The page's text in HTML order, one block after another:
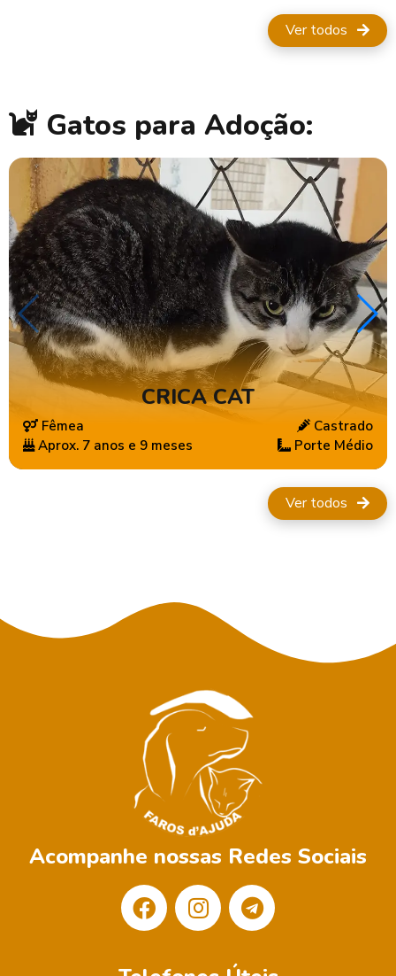
Ver todos
Gatos para Adoção:
CRICA CAT
Fêmea
Castrado
Aprox. 7 anos e 9 meses
Porte Médio
Ver todos
Acompanhe nossas Redes Sociais